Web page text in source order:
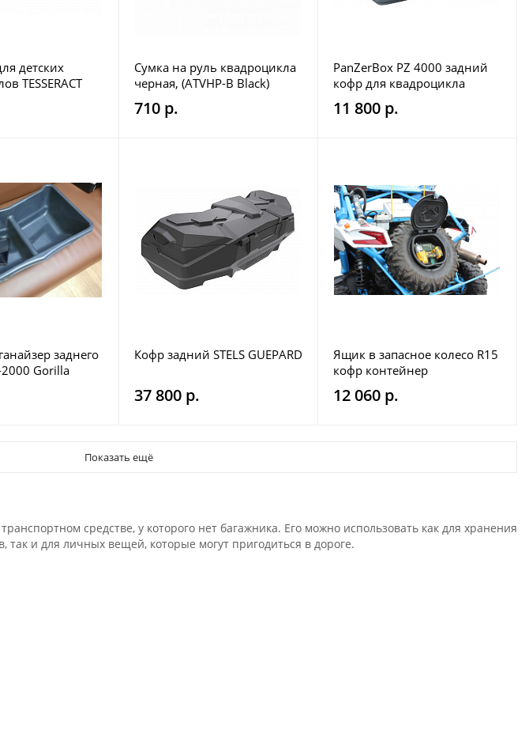
детских
TESSERACT
Сумка на руль квадроцикла
черная, (ATVHP-B Black)
710 р.
PanZerBox PZ 4000 задний
кофр для квадроцикла
11 800 р.
заднего
Gorilla
Кофр задний STELS GUEPARD
37 800 р.
Ящик в запасное колесо R15
кофр контейнер
12 060 р.
Показать ещё
средстве, у которого нет багажника. Его можно использовать как для хранения
и для личных вещей, которые могут пригодиться в дороге.
разновидность кофр пользуется меньшей популярностью. Такие кофры более маркие,